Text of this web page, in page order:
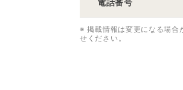
電話番号
※ 掲載情報は変更になる場合
せください。